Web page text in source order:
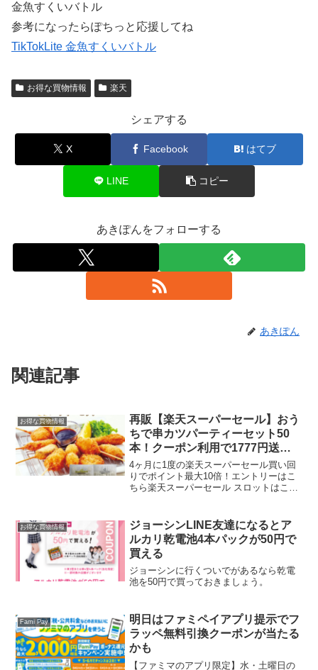
金魚すくいバトル
参考になったらぽちっと応援してね
TikTokLite 金魚すくいバトル
お得な買物情報 楽天
シェアする
X Facebook はてブ
LINE コピー
あきぽんをフォローする
あきぽん
関連記事
お得な買物情報
再販【楽天スーパーセール】おう
ちで串カツパーティーセット50
本！クーポン利用で1777円送料
無料
4ヶ月に1度の楽天スーパーセール買い回
りでポイント最大10倍！エントリーはこ
ちら楽天スーパーセール スロットはこち
ちでアゲアゲ串カツパーティはいかが？
楽天スーパーセ...
お得な買物情報
ジョーシンLINE友達になるとア
ルカリ乾電池4本パックが50円で
買える
ジョーシンに行くついでがあるなら乾電
池を50円で買っておきましょう。
Fami Pay
明日はファミペイアプリ提示でフ
ラッペ無料引換クーポンが当たる
かも
【ファミマのアプリ限定】水・土曜日の